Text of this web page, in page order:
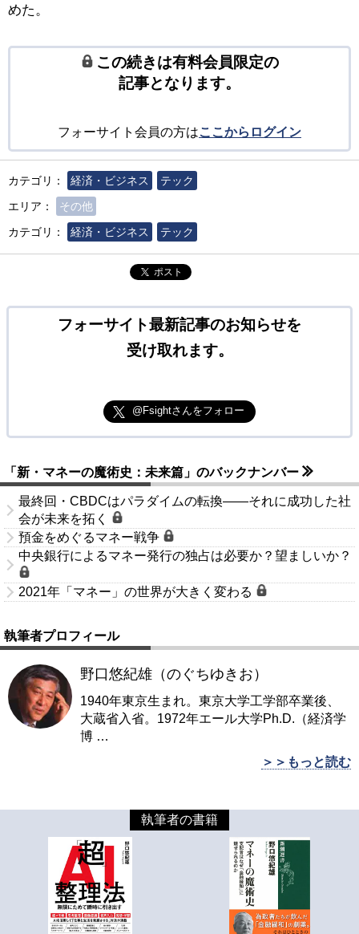
めた。
この続きは有料会員限定の
記事となります。
フォーサイト会員の方はここからログイン
カテゴリ： 経済・ビジネス
テック
エリア：
その他
カテゴリ：
経済・ビジネス テック
ポスト
フォーサイト最新記事のお知らせを
受け取れます。
@Fsightさんをフォロー
「新・マネーの魔術史：未来篇」のバックナンバー
最終回・CBDCはパラダイムの転換――それに成功した社
会が未来を拓く
預金をめぐるマネー戦争
中央銀行によるマネー発行の独占は必要か？望ましいか？
2021年「マネー」の世界が大きく変わる
執筆者プロフィール
野口悠紀雄（のぐちゆきお）
1940年東京生まれ。東京大学工学部卒業後、
大蔵省入省。1972年エール大学Ph.D.（経済学
博 …
＞＞もっと読む
執筆者の書籍